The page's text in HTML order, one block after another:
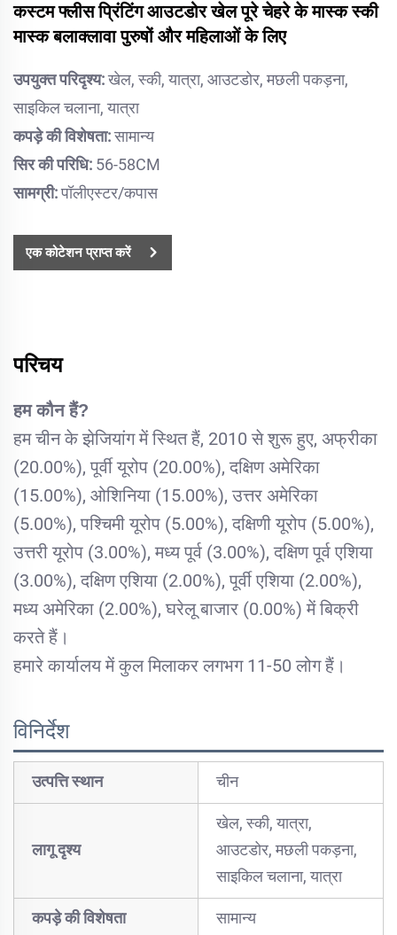
कस्टम फ्लीस प्रिंटिंग आउटडोर खेल पूरे चेहरे के मास्क स्की
मास्क बलाक्लावा पुरुषों और महिलाओं के लिए
उपयुक्त परिदृश्य:खेल, स्की, यात्रा, आउटडोर, मछली पकड़ना,
साइकिल चलाना, यात्रा
कपड़े की विशेषता:सामान्य
सिर की परिधि: 56-58CM
सामग्री:पॉलीएस्टर/कपास
एक कोटेशन प्राप्त करें
परिचय
हम कौन हैं?
हम चीन के झेजियांग में स्थित हैं, 2010 से शुरू हुए, अफ्रीका
(20.00%), पूर्वी यूरोप (20.00%), दक्षिण अमेरिका
(15.00%), ओशिनिया (15.00%), उत्तर अमेरिका
(5.00%), पश्चिमी यूरोप (5.00%), दक्षिणी यूरोप (5.00%),
उत्तरी यूरोप (3.00%), मध्य पूर्व (3.00%), दक्षिण पूर्व एशिया
(3.00%), दक्षिण एशिया (2.00%), पूर्वी एशिया (2.00%),
मध्य अमेरिका (2.00%), घरेलू बाजार (0.00%) में बिक्री
करते हैं।
हमारे कार्यालय में कुल मिलाकर लगभग 11-50 लोग हैं।
विनिर्देश
उत्पत्ति स्थान चीन
लागू दृश्य
खेल, स्की, यात्रा,
आउटडोर, मछली पकड़ना,
साइकिल चलाना, यात्रा
कपड़े की विशेषता सामान्य